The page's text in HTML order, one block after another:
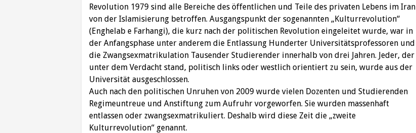
Revolution 1979 sind alle Bereiche des öffentlichen und Teile des privaten Lebens im Iran
von der Islamisierung betroffen. Ausgangspunkt der sogenannten „Kulturrevolution“
(Enghelab e Farhangi), die kurz nach der politischen Revolution eingeleitet wurde, war in
der Anfangsphase unter anderem die Entlassung Hunderter Universitätsprofessoren und
die Zwangsexmatrikulation Tausender Studierender innerhalb von drei Jahren. Jeder, der
unter dem Verdacht stand, politisch links oder westlich orientiert zu sein, wurde aus der
Universität ausgeschlossen.
Auch nach den politischen Unruhen von 2009 wurde vielen Dozenten und Studierenden
Regimeuntreue und Anstiftung zum Aufruhr vorgeworfen. Sie wurden massenhaft
entlassen oder zwangsexmatrikuliert. Deshalb wird diese Zeit die „zweite
Kulturrevolution“ genannt.